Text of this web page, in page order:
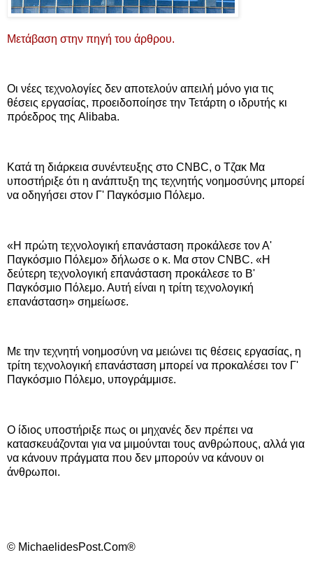
Μετάβαση στην πηγή του άρθρου.
Oι νέες τεχνολογίες δεν αποτελούν απειλή μόνο για τις
θέσεις εργασίας, προειδοποίησε την Τετάρτη ο ιδρυτής κι
πρόεδρος της Alibaba.
Κατά τη διάρκεια συνέντευξης στο CNBC, ο Τζακ Μα
υποστήριξε ότι η ανάπτυξη της τεχνητής νοημοσύνης μπορεί
να οδηγήσει στον Γ' Παγκόσμιο Πόλεμο.
«Η πρώτη τεχνολογική επανάσταση προκάλεσε τον Α'
Παγκόσμιο Πόλεμο» δήλωσε ο κ. Μα στον CNBC. «Η
δεύτερη τεχνολογική επανάσταση προκάλεσε το Β'
Παγκόσμιο Πόλεμο. Αυτή είναι η τρίτη τεχνολογική
επανάσταση» σημείωσε.
Mε την τεχνητή νοημοσύνη να μειώνει τις θέσεις εργασίας, η
τρίτη τεχνολογική επανάσταση μπορεί να προκαλέσει τον Γ'
Παγκόσμιο Πόλεμο, υπογράμμισε.
Ο ίδιος υποστήριξε πως οι μηχανές δεν πρέπει να
κατασκευάζονται για να μιμούνται τους ανθρώπους, αλλά για
να κάνουν πράγματα που δεν μπορούν να κάνουν οι
άνθρωποι.
© MichaelidesPost.Com®